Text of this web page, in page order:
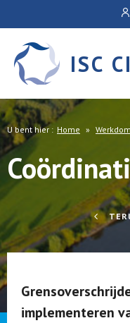
ISC
U bent hier : Home »
implementeren